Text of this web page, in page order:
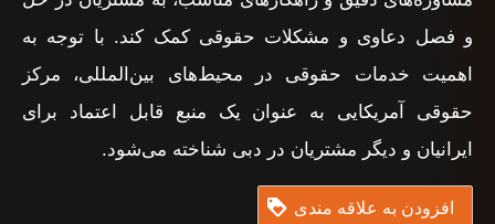
و فصل دعاوی و مشکلات حقوقی کمک کند. با توجه به
اهمیت خدمات حقوقی در محیط‌های بین‌المللی، مرکز
حقوقی آمریکایی به عنوان یک منبع قابل اعتماد برای
ایرانیان و دیگر مشتریان در دبی شناخته می‌شود.
افزودن به علاقه مندی